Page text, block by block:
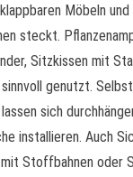
Möbeln und
steckt.
Sitzkissen mit
genutzt.
sich
installieren. Auch
Stoffbahnen oder